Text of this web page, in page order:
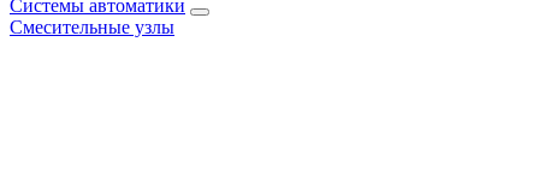
Системы автоматики
Смесительные узлы